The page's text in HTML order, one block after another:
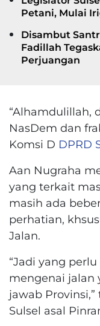
Petani, Mulai
Disambut
Fadillah
Perjuangan
“Alhamdulillah,
NasDem dan
Komsi D DPRD
Aan Nugraha
yang terkait
masih ada
perhatian,
Jalan.
“Jadi yang
mengenai jalan
jawab
Sulsel asal